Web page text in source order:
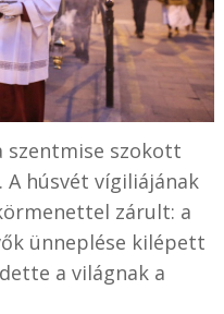
szentmise szokott
húsvét vígiliájának
zárult: a
ünneplése kilépett
a világnak a